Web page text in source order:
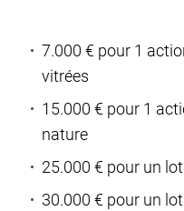
7.000 € pour 1
vitrées
15.000 € pour 1
nature
25.000 € pour un
30.000 € pour un